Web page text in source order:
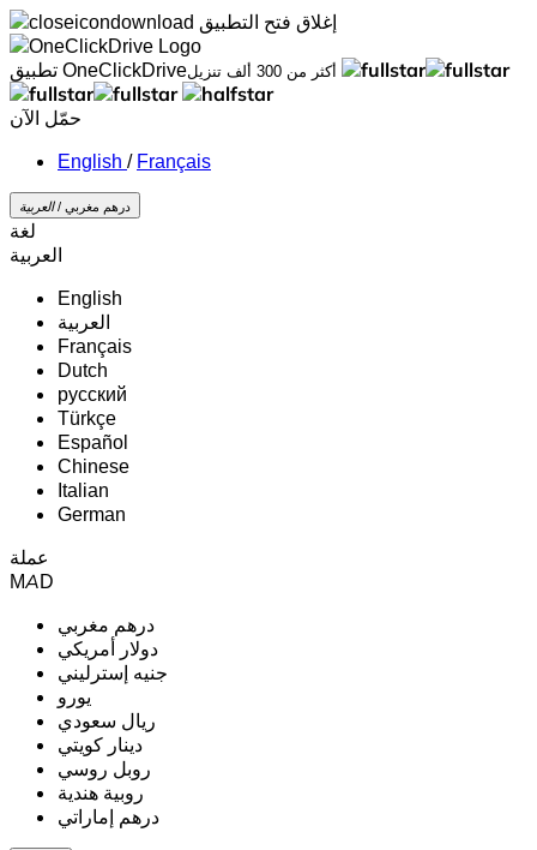
إغلاق فتح التطبيق
تطبيق OneClickDrive
أكثر من 300 ألف تنزيل
حمّل الآن
/ Français
درهم مغربي /‏العربية‏
لغة
‏العربية‏
English
‏العربية‏
Français
Dutch
русский
Türkçe
Español
Chinese
Italian
German
عملة
MAD
درهم مغربي
دولار أمريكي
جنيه إسترليني
يورو
ريال سعودي
دينار كويتي
روبل روسي
روبية هندية
درهم إماراتي